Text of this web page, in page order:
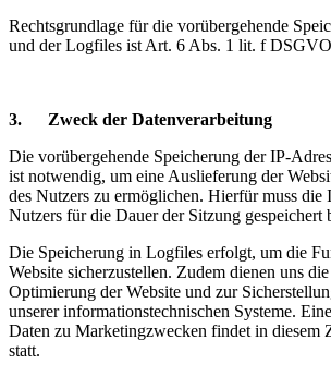
Rechtsgrundlage für die vorübergehende
und der Logfiles ist Art. 6 Abs. 1 lit. f
3. Zweck der Datenverarbeitung
Die vorübergehende Speicherung der IP-
ist notwendig, um eine Auslieferung der
des Nutzers zu ermöglichen. Hierfür muss die
Nutzers für die Dauer der Sitzung gespeichert
Die Speicherung in Logfiles erfolgt, um die
Website sicherzustellen. Zudem dienen uns
Optimierung der Website und zur
unserer informationstechnischen Systeme.
Daten zu Marketingzwecken findet in diesem
statt.